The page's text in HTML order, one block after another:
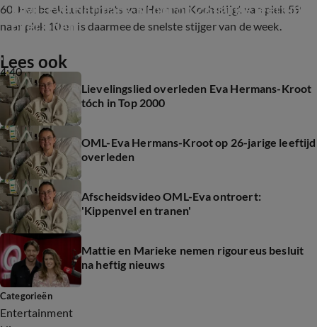
60. Het boek Luchtplaats van Herman Koch stijgt van plek 59
naar plek 10 en is daarmee de snelste stijger van de week.
4:40
OML-Eva Hermans-Kroot op 26-jarige leeftijd
overleden
Lees ook
Lievelingslied overleden Eva Hermans-Kroot
tóch in Top 2000
OML-Eva Hermans-Kroot op 26-jarige leeftijd
overleden
Afscheidsvideo OML-Eva ontroert:
'Kippenvel en tranen'
Mattie en Marieke nemen rigoureus besluit
na heftig nieuws
Categorieën
Entertainment